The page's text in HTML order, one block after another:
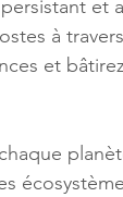
et
à
et
chaque